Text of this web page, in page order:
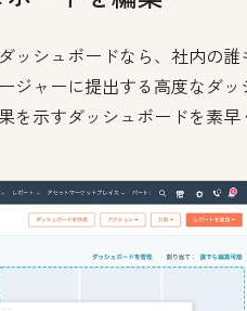
ッシュボードなら、社内の誰
ジャーに提出する高度なダッ
を示すダッシュボードを素早